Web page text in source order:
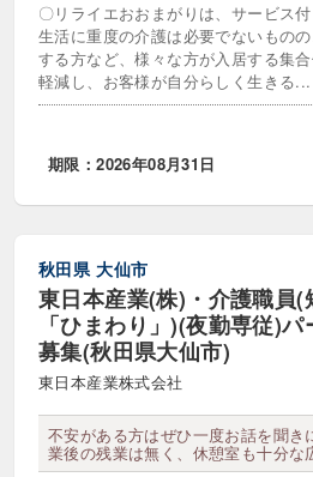
〇リライエおおまがりは、サービス
生活に重度の介護は必要でないもの
する方など、様々な方が入居する集
軽減し、お客様が自分らしく生きる...
期限：2026年08月31日
秋田県 大仙市
東日本産業(株)・介護職員(
「ひまわり」)(夜勤専従)
募集(秋田県大仙市)
東日本産業株式会社
不安がある方はぜひ一度お話を聞き
業後の残業は無く、休憩室も十分な